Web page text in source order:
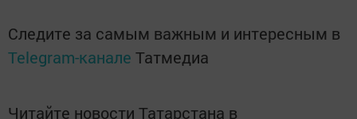
Следите за самым важным и интересным в
Telegram-канале Татмедиа
Читайте новости Татарстана в